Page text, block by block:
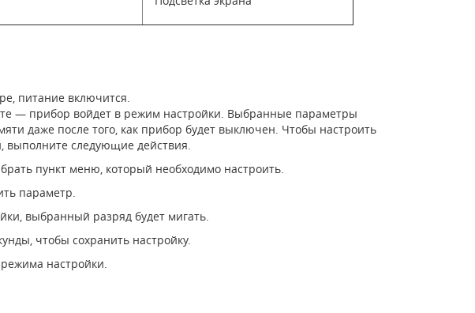
питание включится.
— прибор войдет в режим настройки. Выбранные параметры
даже после того, как прибор будет выключен. Чтобы настроить
следующие действия.
пункт меню, который необходимо настроить.
параметр.
выбранный разряд будет мигать.
чтобы сохранить настройку.
настройки.